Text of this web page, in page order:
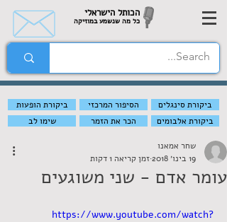
הכותל הישראלי
כל מה שנשמע במוזיקה
ביקורת הופעות הסיפור המרכזי
ביקורת סינגלים
שימו לב
הכר את הזמר ביקורת אלבומים
עומר אדם - שני משוגעים
שחר אמאנו
19 בינו׳ 2018
זמן קריאה 1 דקות
https://www.youtube.com/watch?